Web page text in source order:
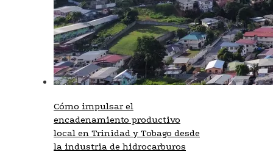
Cómo impulsar el
encadenamiento productivo
local en Trinidad y Tobago desde
la industria de hidrocarburos